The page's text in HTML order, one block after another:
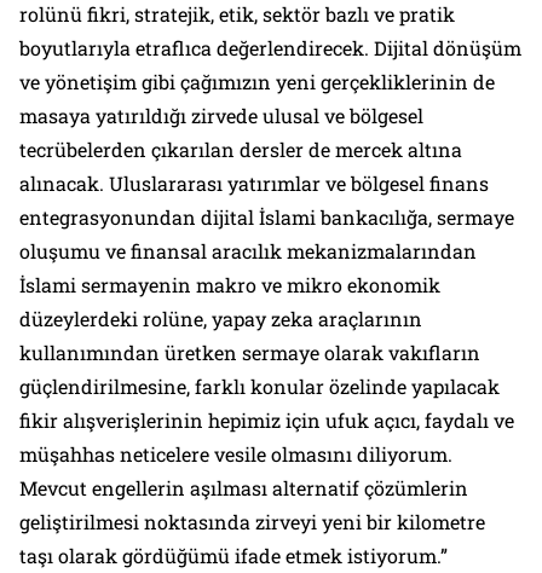
rolünü fikri, stratejik, etik, sektör bazlı ve pratik
boyutlarıyla etraflıca değerlendirecek. Dijital dönüşüm
ve yönetişim gibi çağımızın yeni gerçekliklerinin de
masaya yatırıldığı zirvede ulusal ve bölgesel
tecrübelerden çıkarılan dersler de mercek altına
alınacak. Uluslararası yatırımlar ve bölgesel finans
entegrasyonundan dijital İslami bankacılığa, sermaye
oluşumu ve finansal aracılık mekanizmalarından
İslami sermayenin makro ve mikro ekonomik
düzeylerdeki rolüne, yapay zeka araçlarının
kullanımından üretken sermaye olarak vakıfların
güçlendirilmesine, farklı konular özelinde yapılacak
fikir alışverişlerinin hepimiz için ufuk açıcı, faydalı ve
müşahhas neticelere vesile olmasını diliyorum.
Mevcut engellerin aşılması alternatif çözümlerin
geliştirilmesi noktasında zirveyi yeni bir kilometre
taşı olarak gördüğümü ifade etmek istiyorum.”